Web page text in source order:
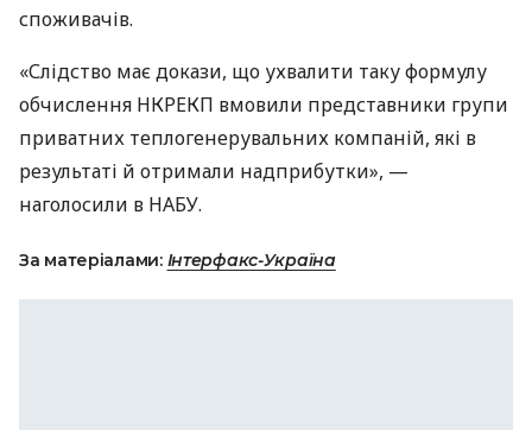
споживачів.
«Слідство має докази, що ухвалити таку формулу
обчислення НКРЕКП вмовили представники групи
приватних теплогенерувальних компаній, які в
результаті й отримали надприбутки», —
наголосили в НАБУ.
За матеріалами: Інтерфакс-Україна